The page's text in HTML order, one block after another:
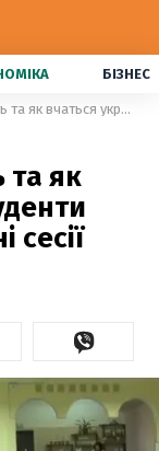
БІЗНЕС
Які проблеми долають та як вчаться українські студенти без світла напередодні сесії
та як
сесії